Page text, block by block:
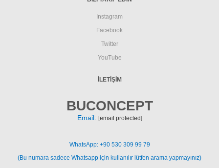
Instagram
Facebook
Twitter
YouTube
İLETIŞIM
BUCONCEPT
Email: [email protected]
WhatsApp: +90 530 309 99 79
(Bu numara sadece Whatsapp için kullanılır lütfen arama yapmayınız)